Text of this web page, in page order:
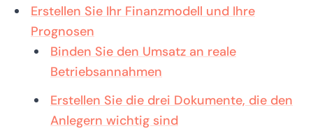
Erstellen Sie Ihr Finanzmodell und Ihre
Prognosen
Binden Sie den Umsatz an reale
Betriebsannahmen
Erstellen Sie die drei Dokumente, die den
Anlegern wichtig sind